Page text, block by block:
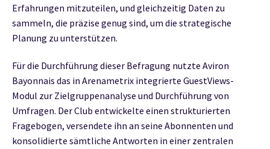
Erfahrungen mitzuteilen, und gleichzeitig Daten zu
sammeln, die präzise genug sind, um die strategische
Planung zu unterstützen.
Für die Durchführung dieser Befragung nutzte Aviron
Bayonnais das in Arenametrix integrierte GuestViews-
Modul zur Zielgruppenanalyse und Durchführung von
Umfragen. Der Club entwickelte einen strukturierten
Fragebogen, versendete ihn an seine Abonnenten und
konsolidierte sämtliche Antworten in einer zentralen